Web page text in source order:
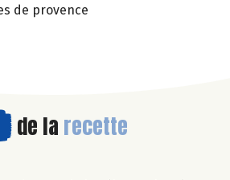
de provence
de la recette